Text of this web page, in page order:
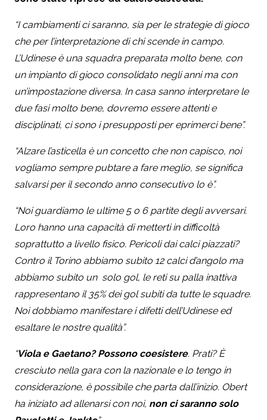
“I cambiamenti ci saranno, sia per le strategie di gioco
che per l’interpretazione di chi scende in campo.
L’Udinese è una squadra preparata molto bene, con
un impianto di gioco consolidato negli anni ma con
un’impostazione diversa. In casa sanno interpretare le
due fasi molto bene, dovremo essere attenti e
disciplinati, ci sono i presupposti per eprimerci bene”.
“Alzare l’asticella è un concetto che non capisco, noi
vogliamo sempre pubtare a fare meglio, se significa
salvarsi per il secondo anno consecutivo lo è”.
“Noi guardiamo le ultime 5 o 6 partite degli avversari.
Loro hanno una capacità di metterti in difficoltà
soprattutto a livello fisico. Pericoli dai calci piazzati?
Contro il Torino abbiamo subito 12 calci d’angolo ma
abbiamo subito un solo gol, le reti su palla inattiva
rappresentano il 35% dei gol subiti da tutte le squadre.
Noi dobbiamo manifestare i difetti dell’Udinese ed
esaltare le nostre qualità”.
“Viola e Gaetano? Possono coesistere. Prati? È
cresciuto nella gara con la nazionale e lo tengo in
considerazione, è possibile che parta dall’inizio. Obert
ha iniziato ad allenarsi con noi, non ci saranno solo